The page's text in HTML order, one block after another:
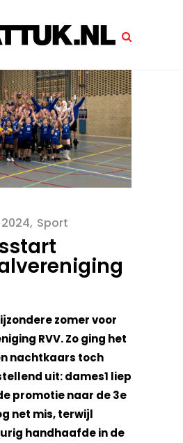
Sport
zomer voor
RVV. Zo ging het
nachtkaars toch
uit: dames1 liep
promotie naar de 3e
net mis, terwijl
handhaafde in de